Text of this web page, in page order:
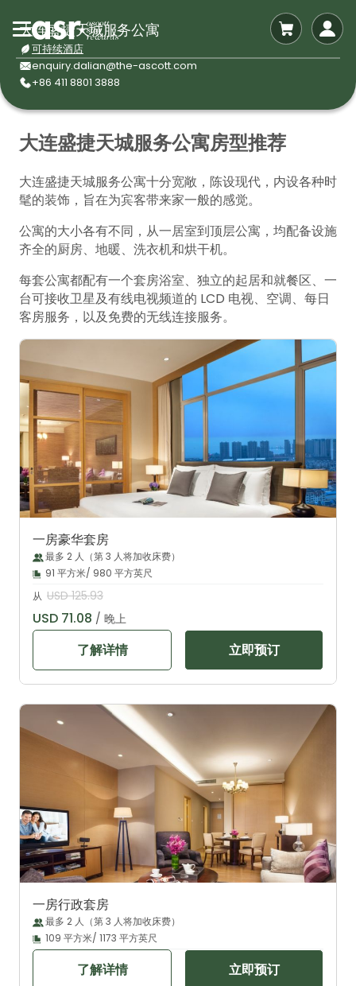
大连盛捷天城服务公寓
可持续酒店
enquiry.dalian@the-ascott.com
+86 411 8801 3888
大连盛捷天城服务公寓房型推荐
大连盛捷天城服务公寓十分宽敞，陈设现代，内设各种时
髦的装饰，旨在为宾客带来家一般的感觉。
公寓的大小各有不同，从一居室到顶层公寓，均配备设施
齐全的厨房、地暖、洗衣机和烘干机。
每套公寓都配有一个套房浴室、独立的起居和就餐区、一
台可接收卫星及有线电视频道的 LCD 电视、空调、每日
客房服务，以及免费的无线连接服务。
一房豪华套房
最多 2 人（第 3 人将加收床费）
91 平方米/ 980 平方英尺
从 USD 125.93
USD 71.08 / 晚上
了解详情 立即预订
一房行政套房
最多 2 人（第 3 人将加收床费）
109 平方米/ 1173 平方英尺
了解详情 立即预订